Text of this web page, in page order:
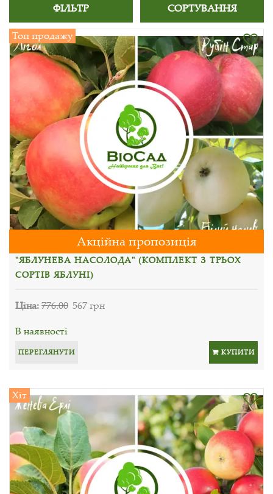
ФІЛЬТР СОРТУВАННЯ
Топ продажу
Акційна пропозиція
"ЯБЛУНЕВА НАСОЛОДА" (КОМПЛЕКТ З ТРЬОХ
СОРТІВ ЯБЛУНІ)
Ціна:776.00 567 грн
В наявності
ПЕРЕГЛЯНУТИ КУПИТИ
Хіт